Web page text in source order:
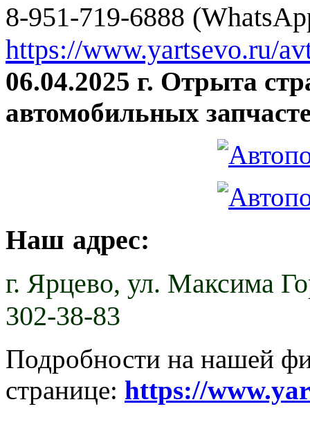
8-951-719-6888
https://www.yartsevo.ru/
06.04.2025 г. Отрыта
автомобильных
Наш адрес:
г. Ярцево, ул. Максима
302-38-83
Подробности на нашей
странице: https://